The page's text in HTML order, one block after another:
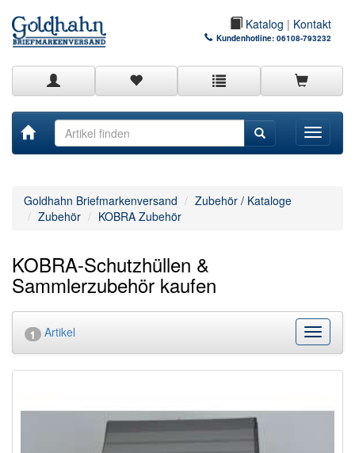
Katalog | Kontakt
Kundenhotline: 06108-793232
Toggle
Goldhahn Briefmarkenversand
Zubehör / Kataloge
Zubehör
KOBRA Zubehör
KOBRA-Schutzhüllen &
Sammlerzubehör kaufen
1 Artikel